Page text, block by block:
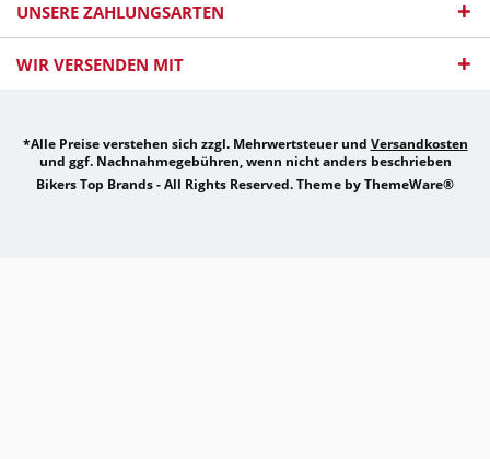
UNSERE ZAHLUNGSARTEN
WIR VERSENDEN MIT
*Alle Preise verstehen sich zzgl. Mehrwertsteuer und Versandkosten
und ggf. Nachnahmegebühren, wenn nicht anders beschrieben
Bikers Top Brands - All Rights Reserved. Theme byThemeWare®